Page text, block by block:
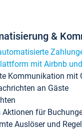
&
mit Airbnb
Kommunikation mit
an Gäste
Aktionen für
Auslöser und